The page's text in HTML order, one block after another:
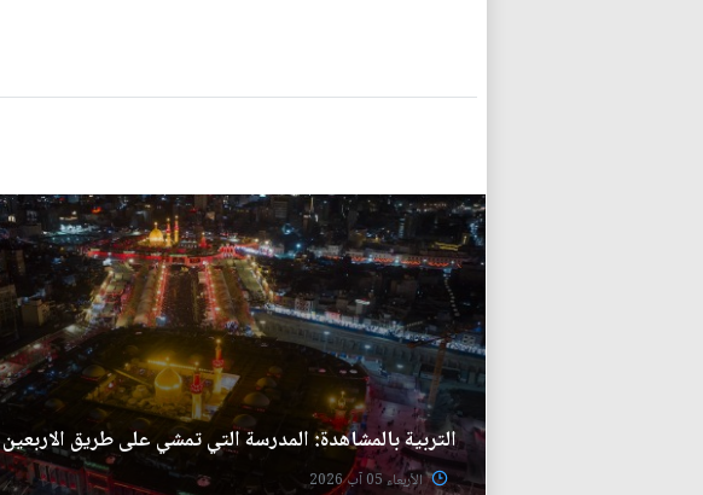
التربية بالمشاهدة: المدرسة التي تمشي على طريق الاربعين
الأربعاء 05 آب 2026